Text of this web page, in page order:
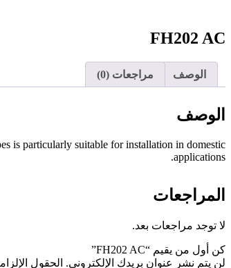
FH202 AC
الوصف مراجعات (0)
الوصف
is particularly suitable for installation in domestic
applications.
المراجعات
لا توجد مراجعات بعد.
كن أول من يقيم “FH202 AC”
لن يتم نشر عنوان بريدك الإلكتروني. الحقول